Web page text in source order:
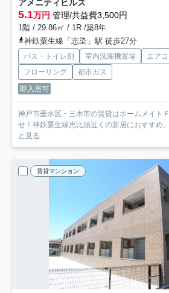
アメニティヒルズ
5.1万円 管理/共益費3,500円
1階 / 29.86㎡ / 1R /築8年
神鉄粟生線「志染」駅 徒歩27分
バス・トイレ別 室内洗濯機置場 エア
フローリング
都市ガス
即入居可
神戸市垂水区・三木市の賃貸はホームメイト
せ！神鉄粟生線恵比須近くの新居におすすめ
と見る
賃貸マンション